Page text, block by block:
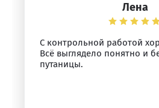
Лена
С контрольной работой
Всё выглядело понятно и
путаницы.